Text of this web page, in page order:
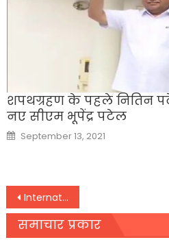
शपथग्रहण के पहले नितिन
नए सीएम भूपेंद्र पटेल
Posted
on
September 13, 2021
Post
navigation
International Epilepsy Day 2022: क्या मिर्गी का इलाज सर्जरी से भी मुमकिन हो सकता है?
समाचार प्रकार